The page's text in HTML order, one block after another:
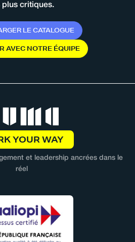
plus critiques.
RGER LE CATALOGUE
RAVEC NOTRE ÉQUIPE
YOUR WAY
et leadership ancrées dans le
réel